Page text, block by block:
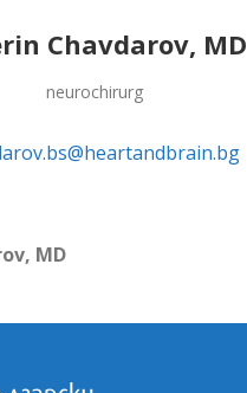
Chavdarov, MD
neurochirurg
MD